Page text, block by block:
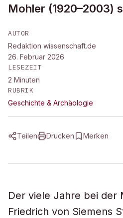
Mohler (1920–2003)
AUTOR
Redaktion wissenschaft.de
26. Februar 2026
LESEZEIT
2 Minuten
RUBRIK
Geschichte & Archäologie
Teilen Drucken Merken
Der viele Jahre bei der
Friedrich von Siemens